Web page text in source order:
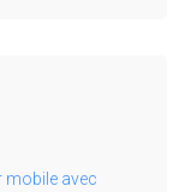
mobile avec